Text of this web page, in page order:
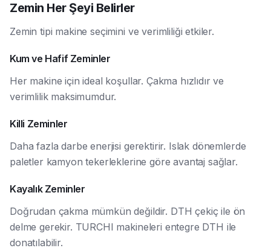
Zemin Her Şeyi Belirler
Zemin tipi makine seçimini ve verimliliği etkiler.
Kum ve Hafif Zeminler
Her makine için ideal koşullar. Çakma hızlıdır ve
verimlilik maksimumdur.
Killi Zeminler
Daha fazla darbe enerjisi gerektirir. Islak dönemlerde
paletler kamyon tekerleklerine göre avantaj sağlar.
Kayalık Zeminler
Doğrudan çakma mümkün değildir. DTH çekiç ile ön
delme gerekir. TURCHI makineleri entegre DTH ile
donatılabilir.